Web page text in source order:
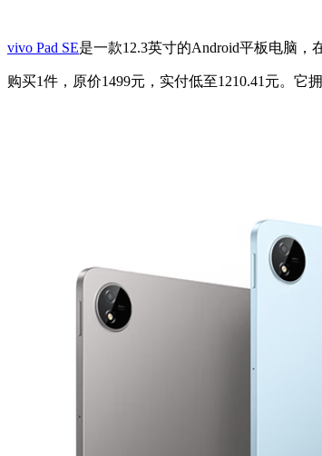
vivo Pad SE是一款12.3英寸的Android平板电脑，
购买1件，原价1499元，实付低至1210.41元。它